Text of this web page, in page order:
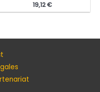
19,12€